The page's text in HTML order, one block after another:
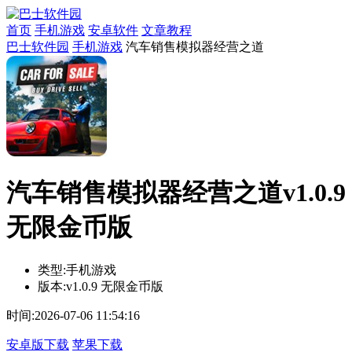
首页 手机游戏 安卓软件 文章教程
巴士软件园 手机游戏 汽车销售模拟器经营之道
汽车销售模拟器经营之道v1.0.9
无限金币版
类型:手机游戏
版本:v1.0.9 无限金币版
时间:2026-07-06 11:54:16
安卓版下载 苹果下载